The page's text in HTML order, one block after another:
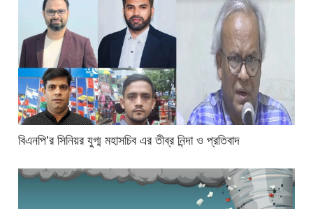
বিএনপি’র সিনিয়র যুগ্ম মহাসচিব এর তীব্র নিন্দা ও প্রতিবাদ